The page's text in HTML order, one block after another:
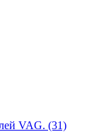
VAG. (31)